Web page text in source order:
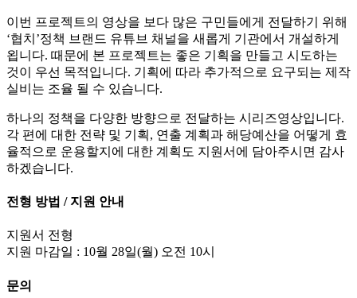
이번 프로젝트의 영상을 보다 많은 구민들에게 전달하기 위해
‘협치’정책 브랜드 유튜브 채널을 새롭게 기관에서 개설하게
욉니다. 때문에 본 프로젝트는 좋은 기획을 만들고 시도하는
것이 우선 목적입니다. 기획에 따라 추가적으로 요구되는 제작
실비는 조율 될 수 있습니다.
하나의 정책을 다양한 방향으로 전달하는 시리즈영상입니다.
각 편에 대한 전략 및 기획, 연출 계획과 해당예산을 어떻게 효
율적으로 운용할지에 대한 계획도 지원서에 담아주시면 감사
하겠습니다.
전형 방법 / 지원 안내
지원서 전형
지원 마감일 : 10월 28일(월) 오전 10시
문의